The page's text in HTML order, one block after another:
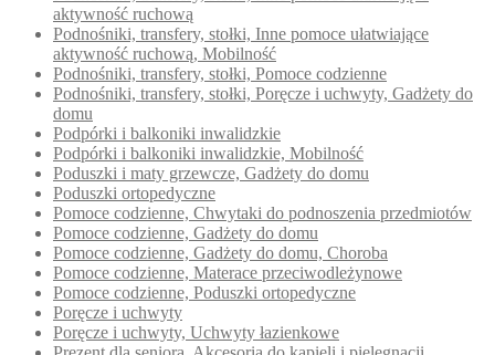
aktywność ruchową
Podnośniki, transfery, stołki, Inne pomoce ułatwiające
aktywność ruchową, Mobilność
Podnośniki, transfery, stołki, Pomoce codzienne
Podnośniki, transfery, stołki, Poręcze i uchwyty, Gadżety do
domu
Podpórki i balkoniki inwalidzkie
Podpórki i balkoniki inwalidzkie, Mobilność
Poduszki i maty grzewcze, Gadżety do domu
Poduszki ortopedyczne
Pomoce codzienne, Chwytaki do podnoszenia przedmiotów
Pomoce codzienne, Gadżety do domu
Pomoce codzienne, Gadżety do domu, Choroba
Pomoce codzienne, Materace przeciwodleżynowe
Pomoce codzienne, Poduszki ortopedyczne
Poręcze i uchwyty
Poręcze i uchwyty, Uchwyty łazienkowe